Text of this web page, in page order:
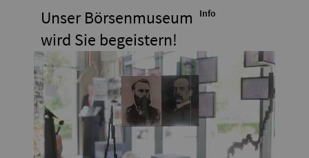
Unser Börsenmuseum
wird Sie begeistern!
Info